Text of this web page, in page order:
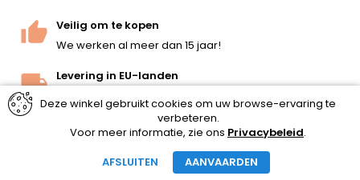
Veilig om te kopen
We werken al meer dan 15 jaar!
Levering in EU-landen
een express-levering van DPD.
Professionele consulten
Neem contact met ons op en we helpen je!
Deze winkel gebruikt cookies om uw browse-ervaring te
verbeteren.
Voor meer informatie, zie ons Privacybeleid.
AFSLUITEN
AANVAARDEN